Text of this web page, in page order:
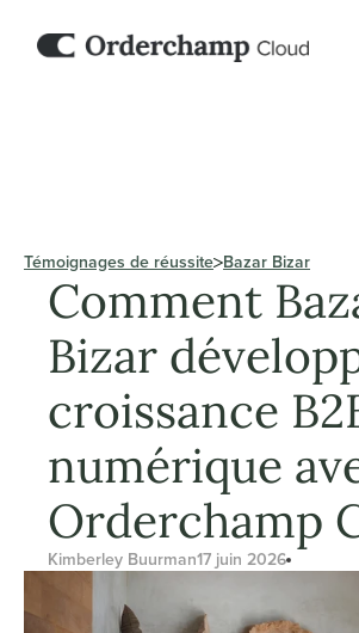
Témoignages de réussite Bazar Bizar
Comment
Bizar
croissance
numérique
Orderchamp
Kimberley Buurman17 juin 2026